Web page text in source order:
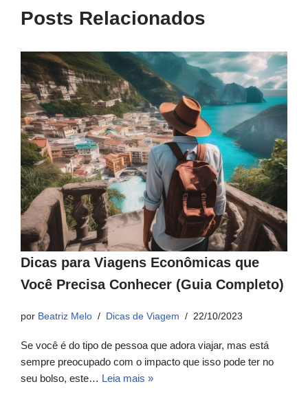
Posts Relacionados
Dicas para Viagens Econômicas que
Você Precisa Conhecer (Guia Completo)
por Beatriz Melo Dicas de Viagem 22/10/2023
Se você é do tipo de pessoa que adora viajar, mas está
sempre preocupado com o impacto que isso pode ter no
seu bolso, este… Leia mais »